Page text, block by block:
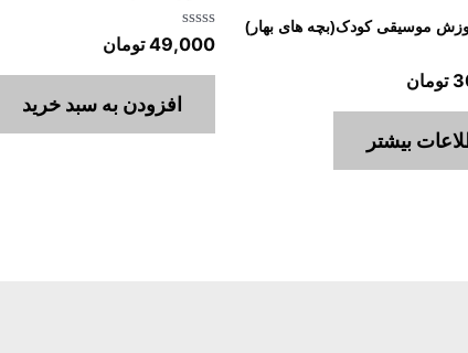
موسیقی کودک(بچه های بهار)
تومان
بیشتر
امتیاز
0
از
49,000 تومان
افزودن به سبد خرید